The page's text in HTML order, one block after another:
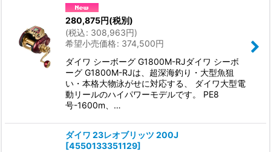
280,875円(税別)
(税込: 308,963円)
希望小売価格: 374,500円
ダイワ シーボーグ G1800M-RJダイワ シーボ
ーグ G1800M-RJは、超深海釣り・大型魚狙
い・本格大物泳がせに対応する、 ダイワ大型電
動リールのハイパワーモデルです。 PE8
号-1600m、…
ダイワ 23レオブリッツ 200J
[4550133351129]